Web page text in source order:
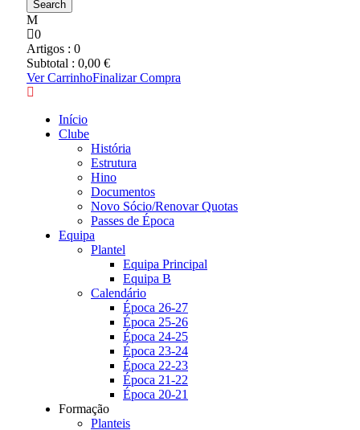
0
Artigos : 0
Subtotal : 0,00 €
Ver CarrinhoFinalizar Compra
Início
Clube
História
Estrutura
Hino
Documentos
Novo Sócio/Renovar Quotas
Passes de Época
Equipa
Plantel
Equipa Principal
Equipa B
Calendário
Época 26-27
Época 25-26
Época 24-25
Época 23-24
Época 22-23
Época 21-22
Época 20-21
Formação
Planteis